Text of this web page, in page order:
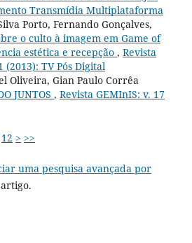
Transmídia Multiplataforma
Porto, Fernando Gonçalves,
o culto à imagem em Game of
estética e recepção , Revista
(2013): TV Pós Digital
Oliveira, Gian Paulo Corrêa
JUNTOS , Revista GEMInIS: v. 17
12 > >>
uma pesquisa avançada por